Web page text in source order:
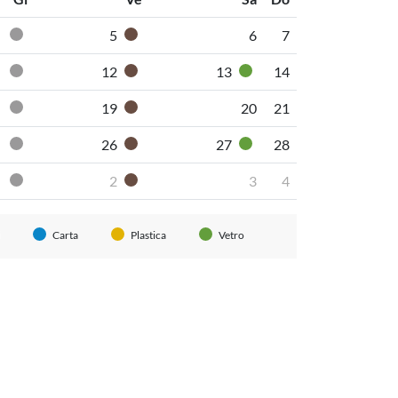
pannoloni
Secco non riciclabile
5 Organico umido 6 7
pannoloni
Secco non riciclabile
12 Organico umido
13 Vetro
14
pannoloni
Secco non riciclabile
19 Organico umido 20 21
pannoloni
Secco non riciclabile
26 Organico umido
27 Vetro
28
pannoloni
Secco non riciclabile
2 Organico umido 3 4
Carta Plastica Vetro